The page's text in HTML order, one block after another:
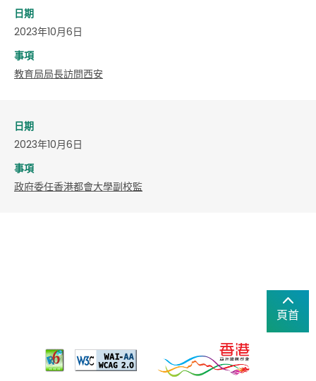
日期
2023年10月6日
事項
教育局局長訪問西安
日期
2023年10月6日
事項
政府委任香港都會大學副校監
頁首